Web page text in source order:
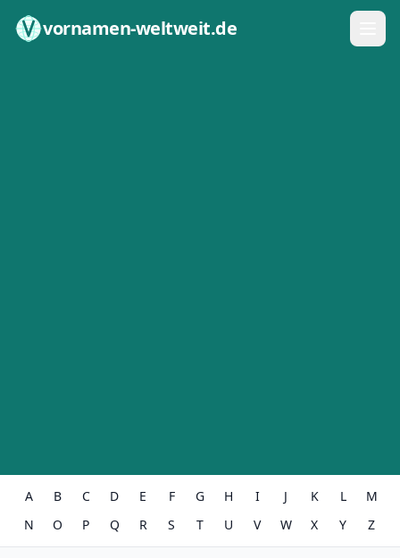
vornamen-weltweit.de
A B C D E F G H I J K L
M
N
O P Q R S T U V W X Y Z